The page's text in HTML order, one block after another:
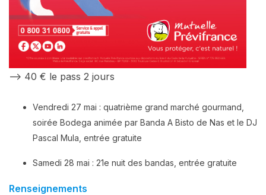
–> 40 € le pass 2 jours
Vendredi 27 mai : quatrième grand marché gourmand,
soirée Bodega animée par Banda A Bisto de Nas et le DJ
Pascal Mula, entrée gratuite
Samedi 28 mai : 21e nuit des bandas, entrée gratuite
Renseignements